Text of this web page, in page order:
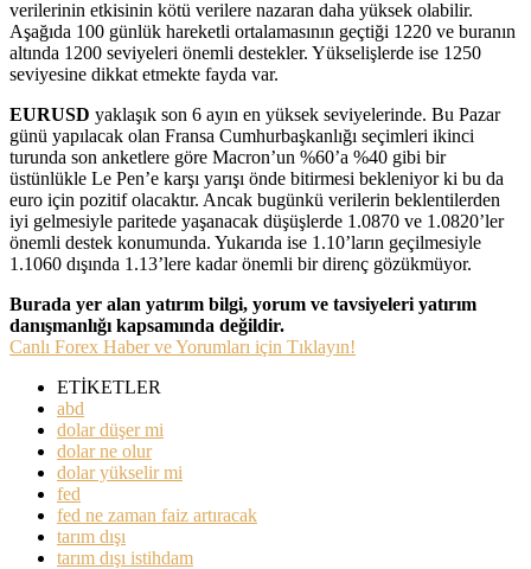
verilerinin etkisinin kötü verilere nazaran daha yüksek olabilir.
Aşağıda 100 günlük hareketli ortalamasının geçtiği 1220 ve buranın
altında 1200 seviyeleri önemli destekler. Yükselişlerde ise 1250
seviyesine dikkat etmekte fayda var.
EURUSD yaklaşık son 6 ayın en yüksek seviyelerinde. Bu Pazar
günü yapılacak olan Fransa Cumhurbaşkanlığı seçimleri ikinci
turunda son anketlere göre Macron’un %60’a %40 gibi bir
üstünlükle Le Pen’e karşı yarışı önde bitirmesi bekleniyor ki bu da
euro için pozitif olacaktır. Ancak bugünkü verilerin beklentilerden
iyi gelmesiyle paritede yaşanacak düşüşlerde 1.0870 ve 1.0820’ler
önemli destek konumunda. Yukarıda ise 1.10’ların geçilmesiyle
1.1060 dışında 1.13’lere kadar önemli bir direnç gözükmüyor.
Burada yer alan yatırım bilgi, yorum ve tavsiyeleri yatırım
danışmanlığı kapsamında değildir.
Canlı Forex Haber ve Yorumları için Tıklayın!
ETİKETLER
abd
dolar düşer mi
dolar ne olur
dolar yükselir mi
fed
fed ne zaman faiz artıracak
tarım dışı
tarım dışı istihdam